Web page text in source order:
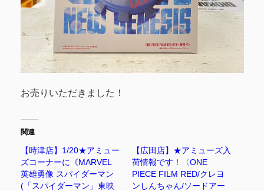
お売りいただきました！
関連
【時津店】1/20★アミュー
ズコーナーに《MARVEL
英雄勇像 スパイダーマン
(「スパイダーマン」東映
【広田店】★アミューズ入
荷情報です！〈ONE
PIECE FILM RED/クレヨ
ンしんちゃん/ソードアー